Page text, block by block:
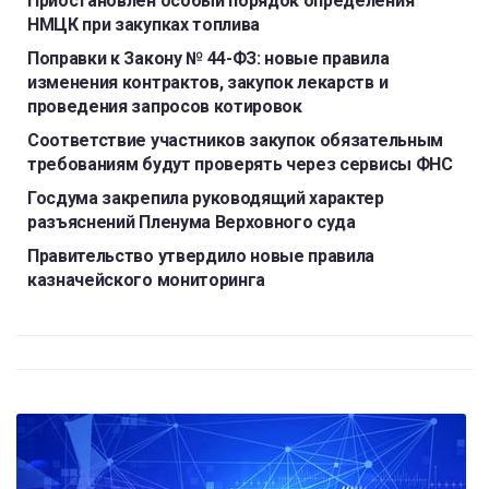
НМЦК при закупках топлива
Поправки к Закону № 44-ФЗ: новые правила
изменения контрактов, закупок лекарств и
проведения запросов котировок
Соответствие участников закупок обязательным
требованиям будут проверять через сервисы ФНС
Госдума закрепила руководящий характер
разъяснений Пленума Верховного суда
Правительство утвердило новые правила
казначейского мониторинга